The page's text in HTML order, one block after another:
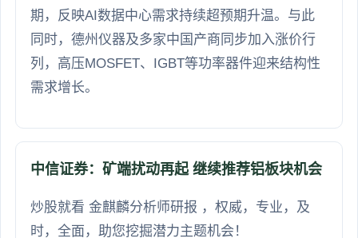
期，反映AI数据中心需求持续超预期升温。与此
同时，德州仪器及多家中国产商同步加入涨价行
列，高压MOSFET、IGBT等功率器件迎来结构性
需求增长。
中信证券：矿端扰动再起 继续推荐铝板块机会
炒股就看 金麒麟分析师研报 ，权威，专业，及
时，全面，助您挖掘潜力主题机会！